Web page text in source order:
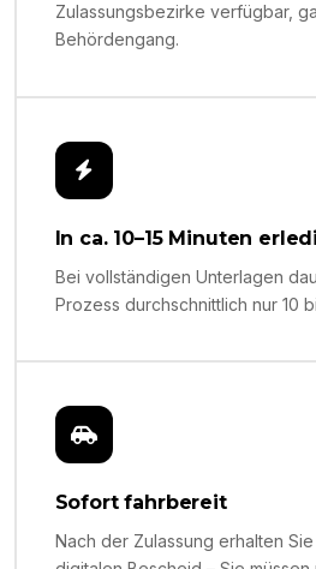
Zulassungsbezirke verfügbar,
Behördengang.
In ca. 10–15 Minuten
Bei vollständigen Unterlagen
Prozess durchschnittlich nur 10
Sofort fahrbereit
Nach der Zulassung erhalten